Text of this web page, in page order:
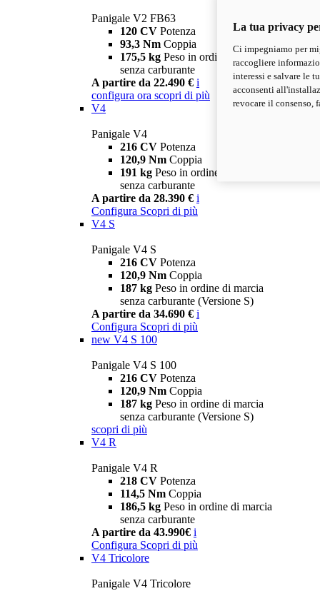
Panigale V2 FB63
120 CV Potenza
93,3 Nm Coppia
175,5 kg Peso in ordine di marcia
senza carburante
A partire da 22.490 € i
configura ora scopri di più
V4
Panigale V4
216 CV Potenza
120,9 Nm Coppia
191 kg Peso in ordine di marcia
senza carburante
A partire da 28.390 € i
Configura Scopri di più
V4 S
Panigale V4 S
216 CV Potenza
120,9 Nm Coppia
187 kg Peso in ordine di marcia
senza carburante (Versione S)
A partire da 34.690 € i
Configura Scopri di più
new V4 S 100
Panigale V4 S 100
216 CV Potenza
120,9 Nm Coppia
187 kg Peso in ordine di marcia
senza carburante (Versione S)
scopri di più
V4 R
Panigale V4 R
218 CV Potenza
114,5 Nm Coppia
186,5 kg Peso in ordine di marcia
senza carburante
A partire da 43.990€ i
Configura Scopri di più
V4 Tricolore
Panigale V4 Tricolore
La tua privacy
Ci impegniamo per
raccogliere
interessi e salvare le
acconsenti
revocare il consenso,